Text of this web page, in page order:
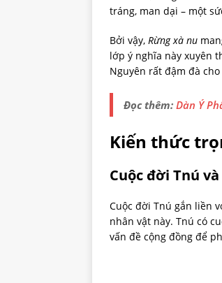
tráng, man dại – một
Bởi vậy, Rừng xà nu
lớp ý nghĩa này xuyên
Nguyên rất đậm đà
Đọc thêm: Dàn Ý
Kiến thức
Cuộc đời Tnú
Cuộc đời Tnú gắn liền
nhân vật này. Tnú có
vấn đề cộng đồng để